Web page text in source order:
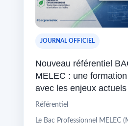
JOURNAL OFFICIEL
Nouveau référentiel
MELEC : une
avec les enjeux actuels
Référentiel
Le Bac Professionnel MELEC